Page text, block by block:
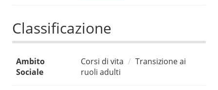
Classificazione
Ambito
Sociale
Corsi di vita
Transizione ai
ruoli adulti